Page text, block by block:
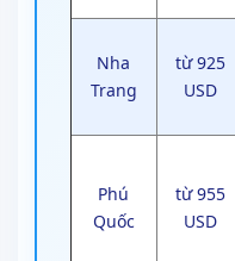
Nha
Trang
từ 925
USD
Phú
Quốc
từ 955
USD